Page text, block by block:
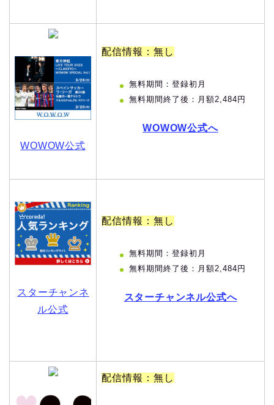
WOWOW公式
配信情報：無し
無料期間：登録初月
無料期間終了後：月額2,484円
WOWOW公式へ
スターチャンネ
ル公式
配信情報：無し
無料期間：登録初月
無料期間終了後：月額2,484円
スターチャンネル公式へ
配信情報：無し